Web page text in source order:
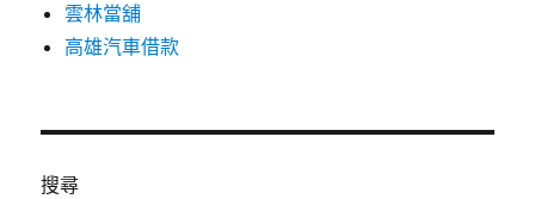
雲林當舖
高雄汽車借款
搜尋